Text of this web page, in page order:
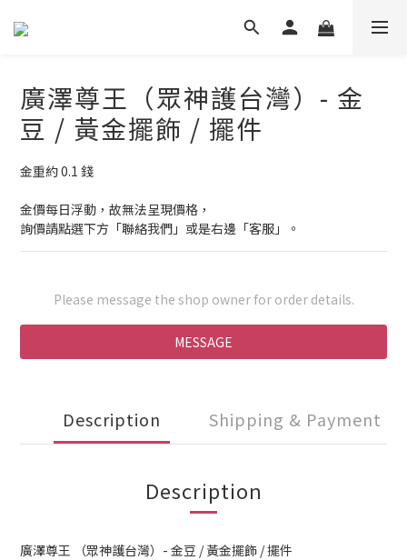
廣澤尊王（眾神護台灣）- 金
豆 / 黃金擺飾 / 擺件
金重約 0.1 錢
金價每日浮動，故無法呈現價格，
詢價請點選下方「聯絡我們」或是右邊「客服」。
Please message the shop owner for order details.
MESSAGE
Description Shipping & Payment
Description
廣澤尊王 （眾神護台灣）- 金豆 / 黃金擺飾 / 擺件